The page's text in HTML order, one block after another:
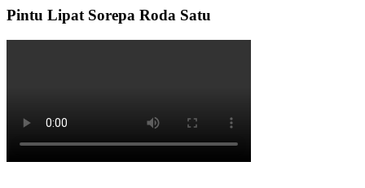
Pintu Lipat Sorepa Roda Satu